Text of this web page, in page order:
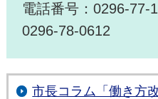
電話番号：0296-
0296-78-0612
市長コラム「働き方